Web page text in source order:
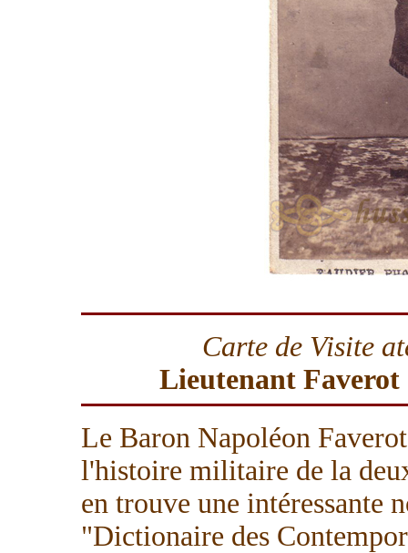
Carte de Visite
Lieutenant Faverot
Le Baron Napoléon
l'histoire militaire de la
en trouve une intéressante
"Dictionaire des